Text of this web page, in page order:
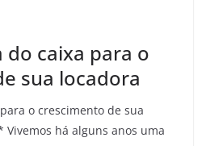
caixa para o
sua locadora
o crescimento de sua
Vivemos há alguns anos uma